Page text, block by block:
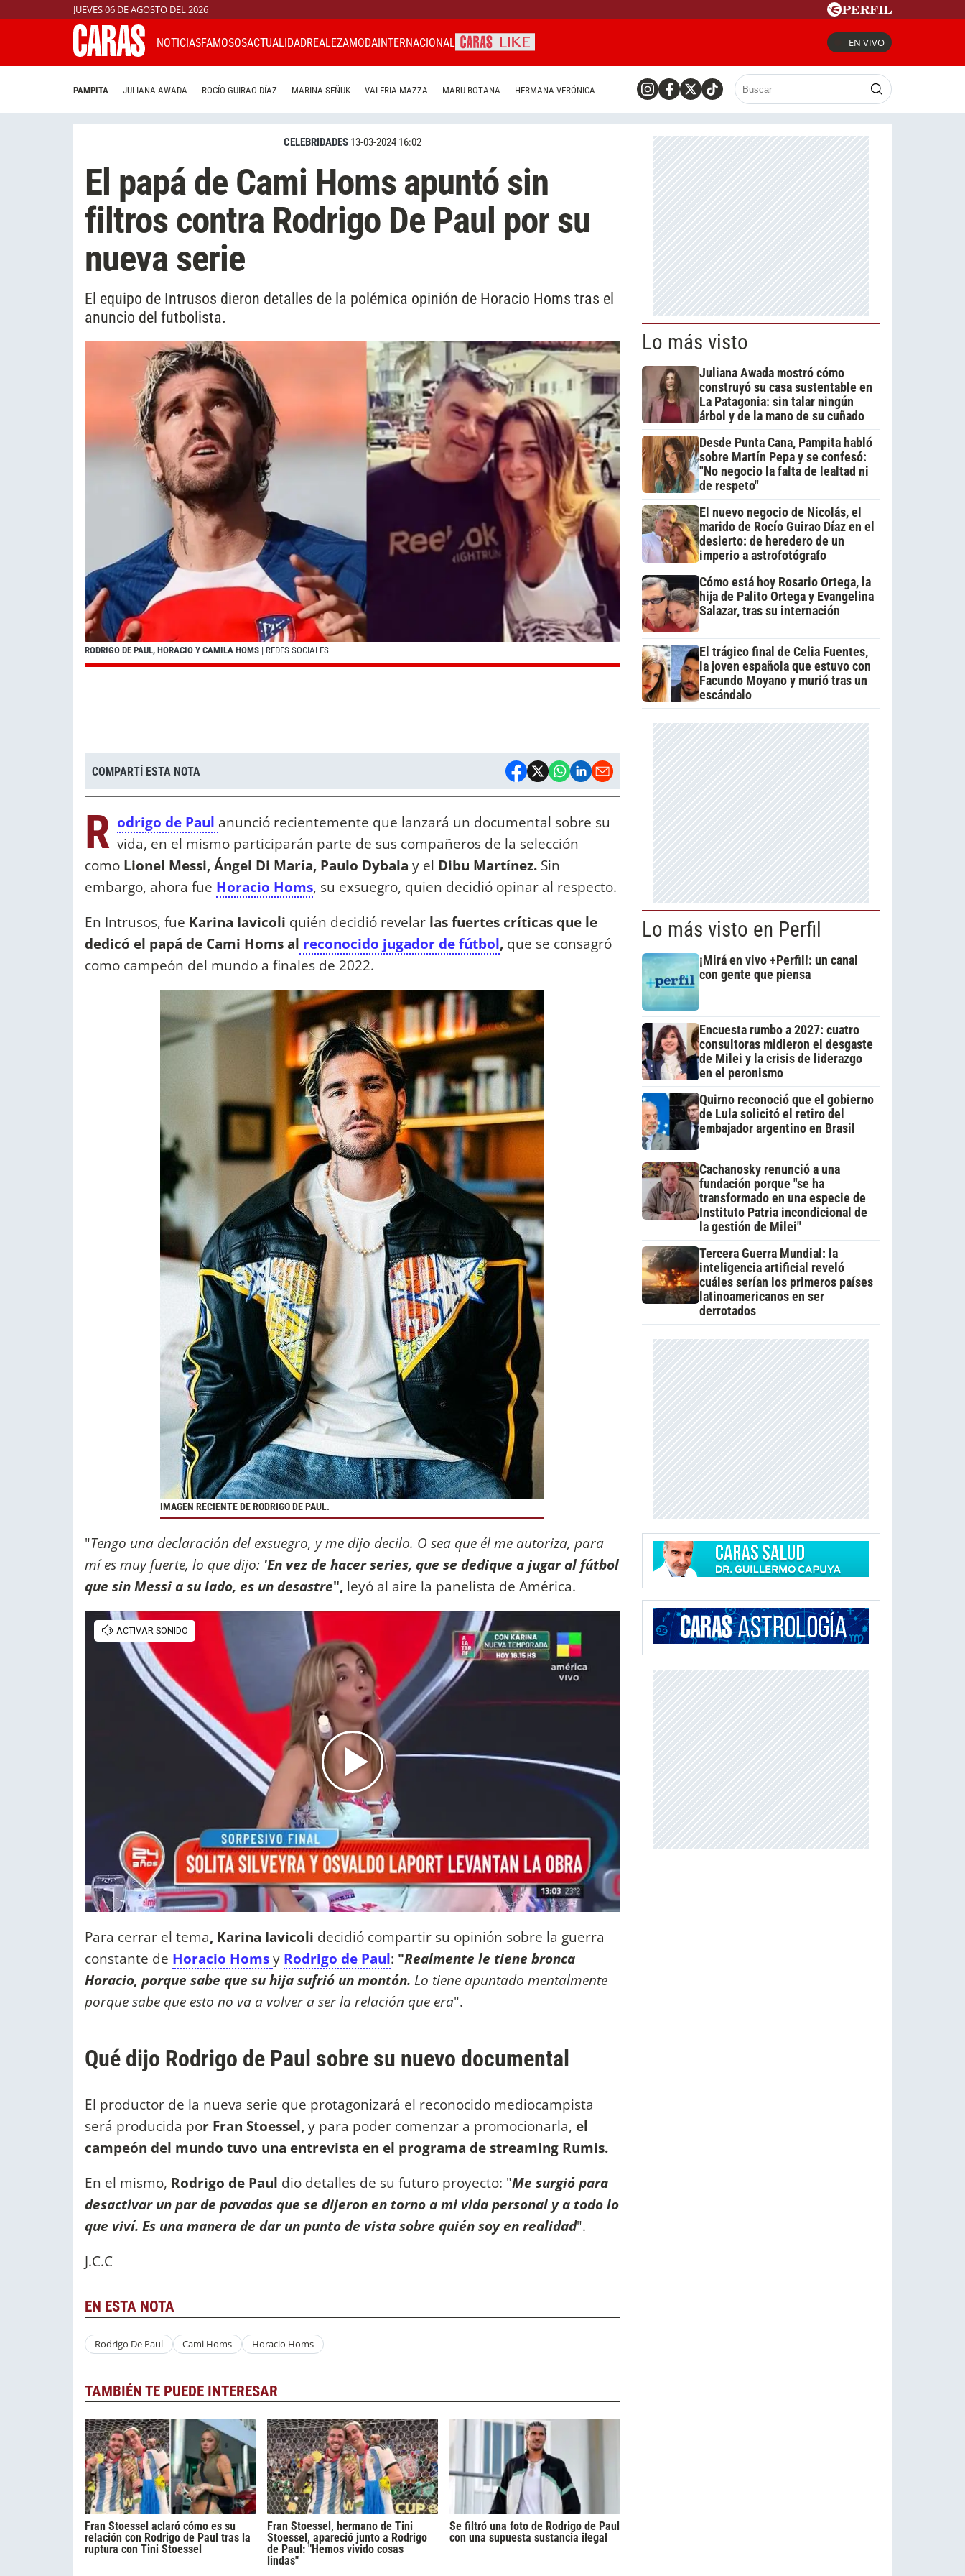
JUEVES 06 DE AGOSTO DEL 2026
NOTICIASFAMOSOSACTUALIDADREALEZAMODAINTERNACIONAL EN VIVO
PAMPITA JULIANA AWADA ROCÍO GUIRAO DÍAZ MARINA SEÑUK VALERIA MAZZA MARU BOTANA HERMANA VERÓNICA
CELEBRIDADES 13-03-2024 16:02
El papá de Cami Homs apuntó sin
filtros contra Rodrigo De Paul por su
nueva serie
El equipo de Intrusos dieron detalles de la polémica opinión de Horacio Homs tras el
anuncio del futbolista.
RODRIGO DE PAUL, HORACIO Y CAMILA HOMS | REDES SOCIALES
COMPARTÍ ESTA NOTA
R odrigo de Paul anunció recientemente que lanzará un documental sobre su
vida, en el mismo participarán parte de sus compañeros de la selección
como Lionel Messi, Ángel Di María, Paulo Dybala y el Dibu Martínez. Sin
embargo, ahora fue Horacio Homs, su exsuegro, quien decidió opinar al respecto.
En Intrusos, fue Karina Iavicoli quién decidió revelar las fuertes críticas que le
dedicó el papá de Cami Homs al reconocido jugador de fútbol, que se consagró
como campeón del mundo a finales de 2022.
IMAGEN RECIENTE DE RODRIGO DE PAUL.
"Tengo una declaración del exsuegro, y me dijo decilo. O sea que él me autoriza, para
mí es muy fuerte, lo que dijo: 'En vez de hacer series, que se dedique a jugar al fútbol
que sin Messi a su lado, es un desastre", leyó al aire la panelista de América.
Para cerrar el tema, Karina Iavicoli decidió compartir su opinión sobre la guerra
constante de Horacio Homsy Rodrigo de Paul: "Realmente le tiene bronca
Horacio, porque sabe que su hija sufrió un montón. Lo tiene apuntado mentalmente
porque sabe que esto no va a volver a ser la relación que era".
Qué dijo Rodrigo de Paul sobre su nuevo documental
El productor de la nueva serie que protagonizará el reconocido mediocampista
será producida por Fran Stoessel,y para poder comenzar a promocionarla, el
campeón del mundo tuvo una entrevista en el programa de streaming Rumis.
En el mismo, Rodrigo de Paul dio detalles de su futuro proyecto: "Me surgió para
desactivar un par de pavadas que se dijeron en torno a mi vida personal y a todo lo
que viví. Es una manera de dar un punto de vista sobre quién soy en realidad".
J.C.C
EN ESTA NOTA
Rodrigo De Paul Cami Homs Horacio Homs
TAMBIÉN TE PUEDE INTERESAR
Fran Stoessel aclaró cómo es su
relación con Rodrigo de Paul tras la
ruptura con Tini Stoessel
Fran Stoessel, hermano de Tini
Stoessel, apareció junto a Rodrigo
de Paul: "Hemos vivido cosas
lindas"
Se filtró una foto de Rodrigo de Paul
con una supuesta sustancia ilegal
Lo más visto
Juliana Awada mostró cómo
construyó su casa sustentable en
La Patagonia: sin talar ningún
árbol y de la mano de su cuñado
Desde Punta Cana, Pampita habló
sobre Martín Pepa y se confesó:
"No negocio la falta de lealtad ni
de respeto"
El nuevo negocio de Nicolás, el
marido de Rocío Guirao Díaz en el
desierto: de heredero de un
imperio a astrofotógrafo
Cómo está hoy Rosario Ortega, la
hija de Palito Ortega y Evangelina
Salazar, tras su internación
El trágico final de Celia Fuentes,
la joven española que estuvo con
Facundo Moyano y murió tras un
escándalo
Lo más visto en Perfil
¡Mirá en vivo +Perfil!: un canal
con gente que piensa
Encuesta rumbo a 2027: cuatro
consultoras midieron el desgaste
de Milei y la crisis de liderazgo
en el peronismo
Quirno reconoció que el gobierno
de Lula solicitó el retiro del
embajador argentino en Brasil
Cachanosky renunció a una
fundación porque "se ha
transformado en una especie de
Instituto Patria incondicional de
la gestión de Milei"
Tercera Guerra Mundial: la
inteligencia artificial reveló
cuáles serían los primeros países
latinoamericanos en ser
derrotados